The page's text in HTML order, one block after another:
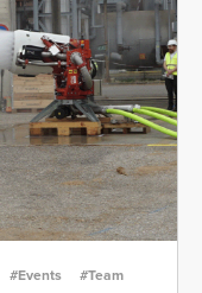
#Events #Team